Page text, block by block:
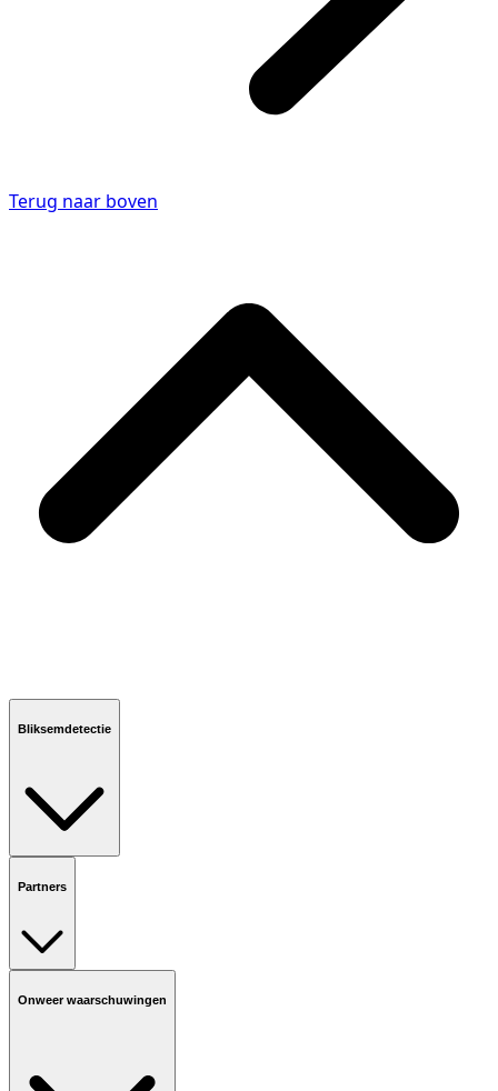
Terug naar boven
Bliksemdetectie
Partners
Onweer waarschuwingen